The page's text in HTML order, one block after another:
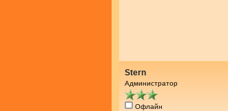
Stern
Администратор
Офлайн